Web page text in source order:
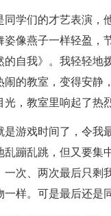
同学们的才艺表演，
姿像燕子一样轻盈，
的自我》。我轻轻地
闹的教室，变得安静
光，教室里响起了热
是游戏时间了，令我
乱蹦乱跳，但又要集
一次、两次最后只剩
一样。可是最后还是